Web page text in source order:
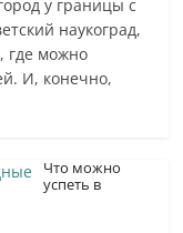
у границы с
наукоград,
где можно
И, конечно,
Что можно
успеть в